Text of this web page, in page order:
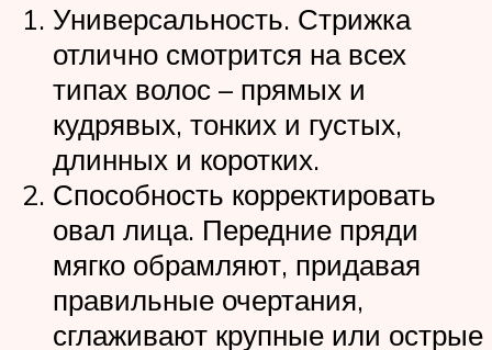
Универсальность. Стрижка
отлично смотрится на всех
типах волос – прямых и
кудрявых, тонких и густых,
длинных и коротких.
Способность корректировать
овал лица. Передние пряди
мягко обрамляют, придавая
правильные очертания,
сглаживают крупные или острые